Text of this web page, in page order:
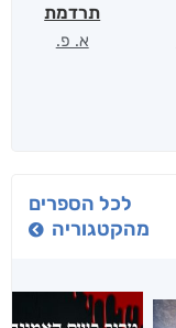
תרדמת
א. פ.
לכל הספרים
מהקטגוריה